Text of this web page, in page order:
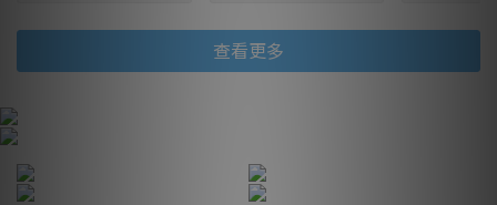
查看更多